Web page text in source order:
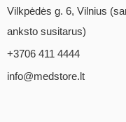
Vilkpėdės g. 6, Vilnius
anksto susitarus)
+3706 411 4444
info@medstore.lt